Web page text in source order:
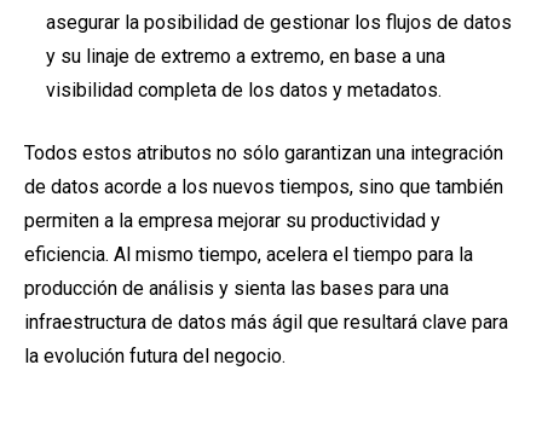
asegurar la posibilidad de gestionar los flujos de datos
y su linaje de extremo a extremo, en base a una
visibilidad completa de los datos y metadatos.
Todos estos atributos no sólo garantizan una integración
de datos acorde a los nuevos tiempos, sino que también
permiten a la empresa mejorar su productividad y
eficiencia. Al mismo tiempo, acelera el tiempo para la
producción de análisis y sienta las bases para una
infraestructura de datos más ágil que resultará clave para
la evolución futura del negocio.